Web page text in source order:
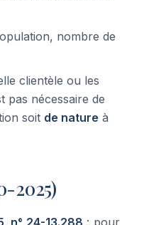
nombre de
clientèle ou les
pas nécessaire de
soit de nature à
2025)
n° 24-13.288 : pour